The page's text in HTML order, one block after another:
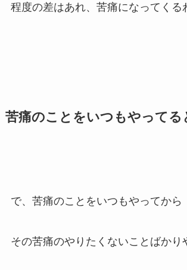
程度の差はあれ、苦痛になってくる
苦痛のことをいつもやってる
で、苦痛のことをいつもやってから
その苦痛のやりたくないことばかり